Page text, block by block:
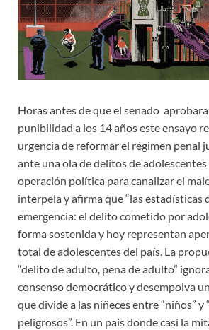
Horas antes de que el senado
punibilidad a los 14 años este ensayo
urgencia de reformar el régimen penal
ante una ola de delitos de
operación política para canalizar el
interpela y afirma que “las estadísticas
emergencia: el delito cometido por
forma sostenida y hoy representan
total de adolescentes del país. La
“delito de adulto, pena de adulto”
consenso democrático y desempolva
que divide a las niñeces entre “niños” y
peligrosos”. En un país donde casi la